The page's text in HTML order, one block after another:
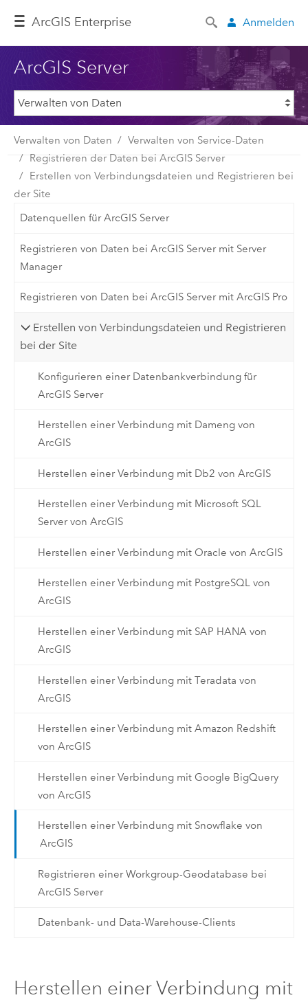
ArcGIS Enterprise Anmelden
ArcGIS Server
Verwalten von Daten
Verwalten von Service-Daten
Registrieren der Daten bei ArcGIS Server
Erstellen von Verbindungsdateien und Registrieren bei
der Site
Datenquellen für ArcGIS Server
Registrieren von Daten bei ArcGIS Server mit Server
Manager
Registrieren von Daten bei ArcGIS Server mit ArcGIS Pro
Erstellen von Verbindungsdateien und Registrieren
bei der Site
Konfigurieren einer Datenbankverbindung für
ArcGIS Server
Herstellen einer Verbindung mit Dameng von
ArcGIS
Herstellen einer Verbindung mit Db2 von ArcGIS
Herstellen einer Verbindung mit Microsoft SQL
Server von ArcGIS
Herstellen einer Verbindung mit Oracle von ArcGIS
Herstellen einer Verbindung mit PostgreSQL von
ArcGIS
Herstellen einer Verbindung mit SAP HANA von
ArcGIS
Herstellen einer Verbindung mit Teradata von
ArcGIS
Herstellen einer Verbindung mit Amazon Redshift
von ArcGIS
Herstellen einer Verbindung mit Google BigQuery
von ArcGIS
Herstellen einer Verbindung mit Snowflake von
ArcGIS
Registrieren einer Workgroup-Geodatabase bei
ArcGIS Server
Datenbank- und Data-Warehouse-Clients
Herstellen einer Verbindung mit